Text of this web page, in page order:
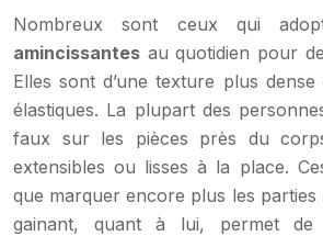
Nombreux sont ceux qui
amincissantes au quotidien pour
Elles sont d’une texture plus
élastiques. La plupart des
faux sur les pièces près du
extensibles ou lisses à la place.
que marquer encore plus les parties
gainant, quant à lui, permet